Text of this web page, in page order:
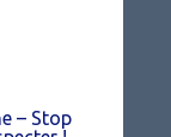
– Stop